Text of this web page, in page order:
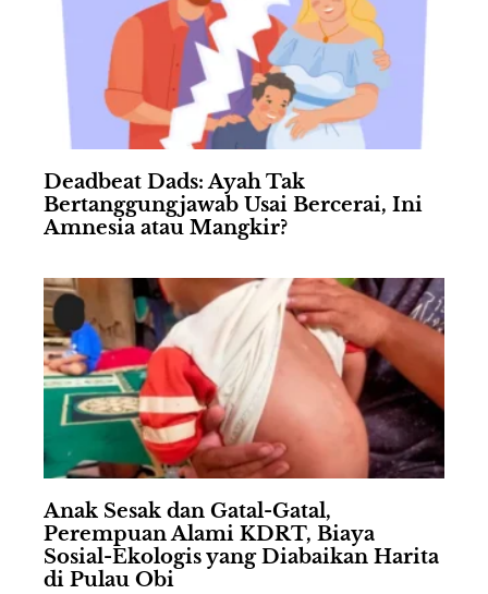
Deadbeat Dads: Ayah Tak
Bertanggungjawab Usai Bercerai, Ini
Amnesia atau Mangkir?
Anak Sesak dan Gatal-Gatal,
Perempuan Alami KDRT, Biaya
Sosial-Ekologis yang Diabaikan Harita
di Pulau Obi